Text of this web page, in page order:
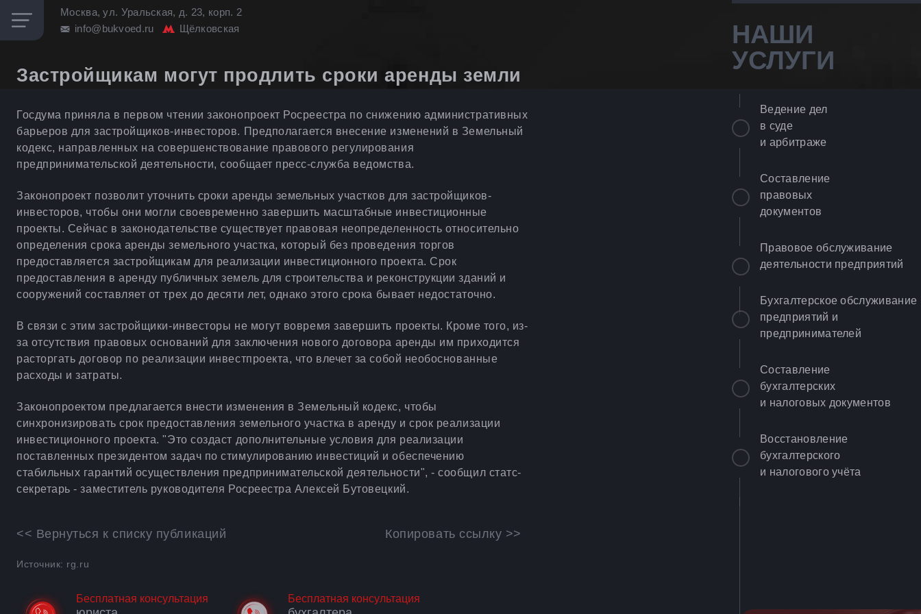
Москва, ул. Уральская, д. 23, корп. 2
info@bukvoed.ru
Щёлковская
Застройщикам могут продлить сроки аренды земли
Госдума приняла в первом чтении законопроект Росреестра по снижению административных
барьеров для застройщиков-инвесторов. Предполагается внесение изменений в Земельный
кодекс, направленных на совершенствование правового регулирования
предпринимательской деятельности, сообщает пресс-служба ведомства.
Законопроект позволит уточнить сроки аренды земельных участков для застройщиков-
инвесторов, чтобы они могли своевременно завершить масштабные инвестиционные
проекты. Сейчас в законодательстве существует правовая неопределенность относительно
определения срока аренды земельного участка, который без проведения торгов
предоставляется застройщикам для реализации инвестиционного проекта. Срок
предоставления в аренду публичных земель для строительства и реконструкции зданий и
сооружений составляет от трех до десяти лет, однако этого срока бывает недостаточно.
В связи с этим застройщики-инвесторы не могут вовремя завершить проекты. Кроме того, из-
за отсутствия правовых оснований для заключения нового договора аренды им приходится
расторгать договор по реализации инвестпроекта, что влечет за собой необоснованные
расходы и затраты.
Законопроектом предлагается внести изменения в Земельный кодекс, чтобы
синхронизировать срок предоставления земельного участка в аренду и срок реализации
инвестиционного проекта. "Это создаст дополнительные условия для реализации
поставленных президентом задач по стимулированию инвестиций и обеспечению
стабильных гарантий осуществления предпринимательской деятельности", - сообщил статс-
секретарь - заместитель руководителя Росреестра Алексей Бутовецкий.
Копировать ссылку >>
<< Вернуться к списку публикаций
Источник: rg.ru
Бесплатная консультация Бесплатная консультация
НАШИ
УСЛУГИ
Ведение дел
в суде
и арбитраже
Составление
правовых
документов
Правовое обслуживание
деятельности предприятий
Бухгалтерское обслуживание
предприятий и
предпринимателей
Составление
бухгалтерских
и налоговых документов
Восстановление
бухгалтерского
и налогового учёта